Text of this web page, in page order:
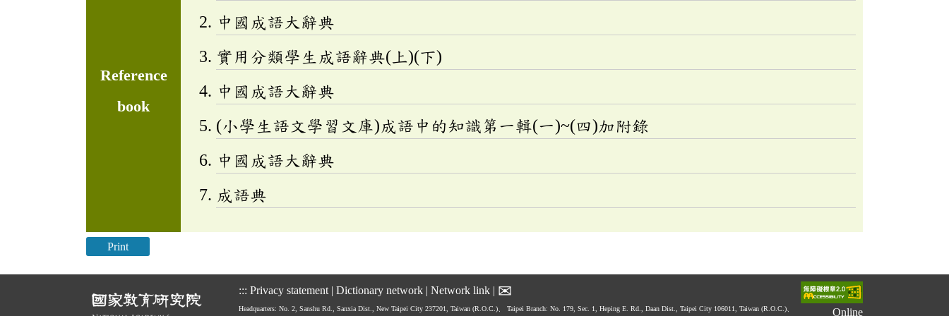
Reference
book
中國成語大辭典
實用分類學生成語辭典(上)(下)
中國成語大辭典
(小學生語文學習文庫)成語中的知識第一輯(一)~(四)加附錄
中國成語大辭典
成語典
Print
::: Privacy statement | Dictionary network | Network link | ✉
Headquarters: No. 2, Sanshu Rd., Sanxia Dist., New Taipei City 237201, Taiwan (R.O.C.)、 Taipei Branch: No. 179, Sec. 1, Heping E. Rd., Daan Dist., Taipei City 106011, Taiwan (R.O.C.)、 Online